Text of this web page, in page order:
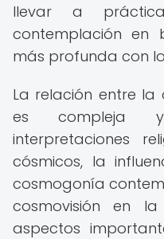
llevar a
contemplación en
más profunda con
La relación entre la
es compleja y
interpretaciones
cósmicos, la
cosmogonía
cosmovisión en
aspectos